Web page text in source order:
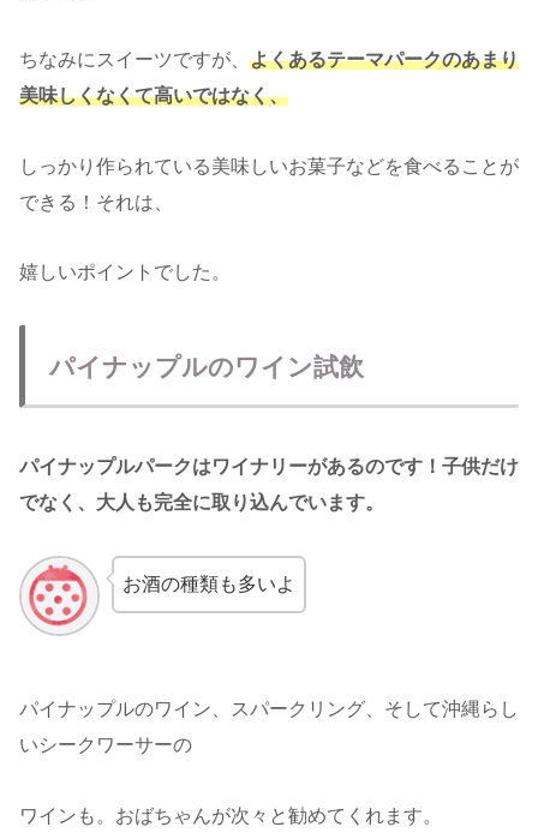
ちなみにスイーツですが、 よくあるテーマパークのあまり
美味しくなくて高いではなく、
しっかり作られている美味しいお菓子などを食べることが
できる！それは、
嬉しいポイントでした。
パイナップルのワイン試飲
パイナップルパークはワイナリーがあるのです！子供だけ
でなく、大人も完全に取り込んでいます。
お酒の種類も多いよ
パイナップルのワイン、スパークリング、そして沖縄らし
いシークワーサーの
ワインも。おばちゃんが次々と勧めてくれます。